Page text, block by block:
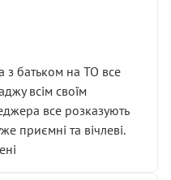
з батьком на ТО все
всім своїм
все розказують
приємні та вічлеві.